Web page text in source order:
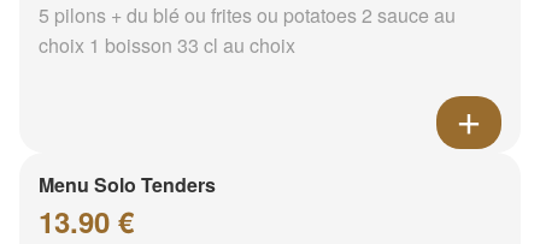
5 pilons + du blé ou frites ou potatoes 2 sauce au
choix 1 boisson 33 cl au choix
Menu Solo Tenders
13.90 €